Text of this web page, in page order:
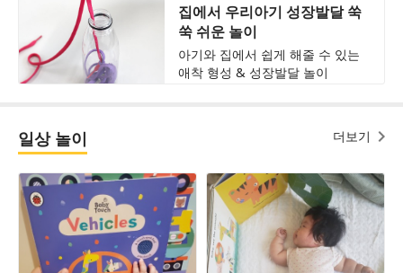
집에서 우리아기 성장발달 쑥
쑥 쉬운 놀이
아기와 집에서 쉽게 해줄 수 있는
애착 형성 & 성장발달 놀이
일상 놀이 더보기